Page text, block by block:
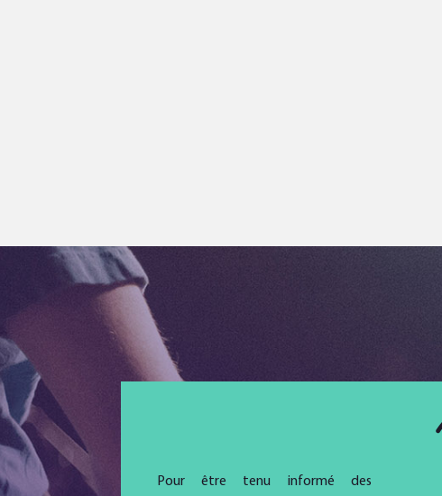
Pour être tenu informé des